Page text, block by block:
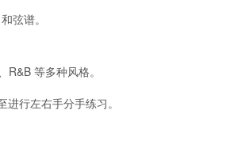
弦谱。
等多种风格。
行左右手分手练习。